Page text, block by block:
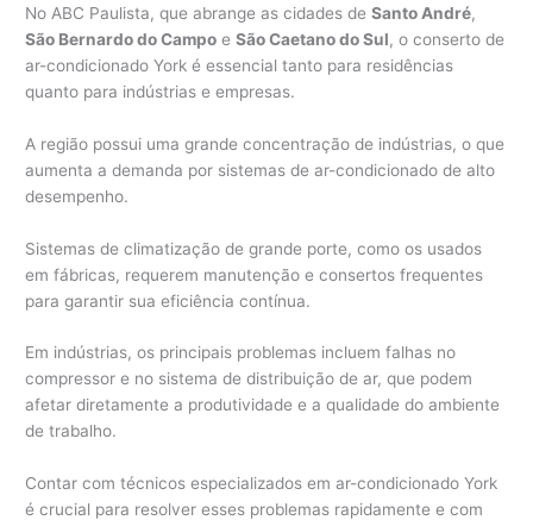
No ABC Paulista, que abrange as cidades deSanto André,
São Bernardo do Campo eSão Caetano do Sul, o conserto de
ar-condicionado York é essencial tanto para residências
quanto para indústrias e empresas.
A região possui uma grande concentração de indústrias, o que
aumenta a demanda por sistemas de ar-condicionado de alto
desempenho.
Sistemas de climatização de grande porte, como os usados
em fábricas, requerem manutenção e consertos frequentes
para garantir sua eficiência contínua.
Em indústrias, os principais problemas incluem falhas no
compressor e no sistema de distribuição de ar, que podem
afetar diretamente a produtividade e a qualidade do ambiente
de trabalho.
Contar com técnicos especializados em ar-condicionado York
é crucial para resolver esses problemas rapidamente e com